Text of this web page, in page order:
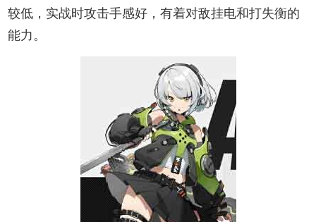
较低，实战时攻击手感好，有着对敌挂电和打失衡的
能力。